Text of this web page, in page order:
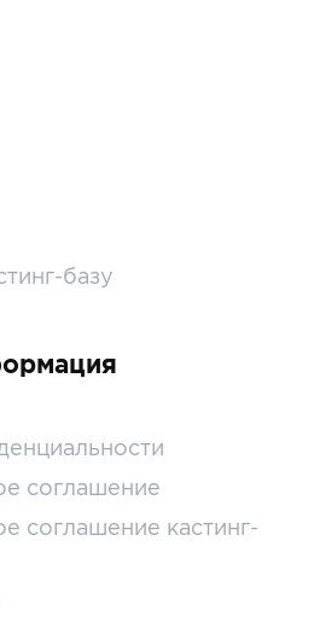
базу
соглашение
соглашение кастинг-